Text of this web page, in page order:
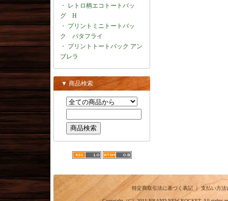
・ レトロ柄エコトートバッ
グ H
・ プリントミニトートバッ
ク バタフライ
・ プリントトートバック アン
ブレラ
▼ 商品検索
特定商取引法に基づく表記｜支払い方法